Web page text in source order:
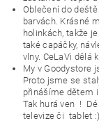
Oblečení do
barvách. Krásné
holinkách, takže
také capáčky,
vlny. CeLaVi dělá
My v Goodystore
Proto jsme se
přinášíme dětem
Tak hurá ven !
televize či tablet :)